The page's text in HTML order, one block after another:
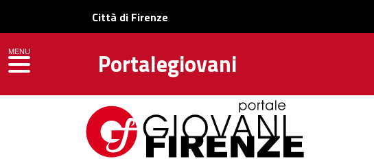
Città di Firenze
Portalegiovani
MENU
toggle navigation